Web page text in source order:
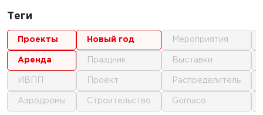
Теги
проекты
аренда
ИВПП
аэродромы
новый год
праздник
проект
строительство
мероприятия
выставки
распределитель
gomaco